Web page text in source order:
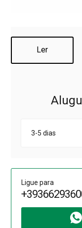
Ler
3-5 dias
Ligue para